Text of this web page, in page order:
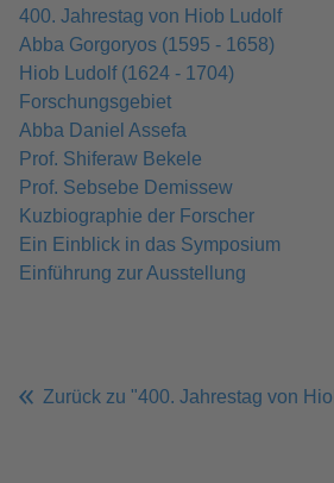
400. Jahrestag von Hiob Ludolf
Abba Gorgoryos (1595 - 1658)
Hiob Ludolf (1624 - 1704)
Forschungsgebiet
Abba Daniel Assefa
Prof. Shiferaw Bekele
Prof. Sebsebe Demissew
Kuzbiographie der Forscher
Ein Einblick in das Symposium
Einführung zur Ausstellung
Zurück zu "400. Jahrestag von